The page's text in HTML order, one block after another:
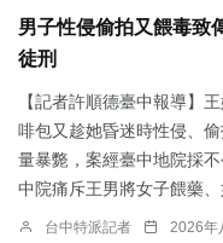
男子性侵偷拍又餵毒致
徒刑
【記者許順德臺中報導】
啡包又趁她昏迷時性侵、
量暴斃，案經臺中地院採
中院痛斥王男將女子餵藥
台中特派記者 2026年